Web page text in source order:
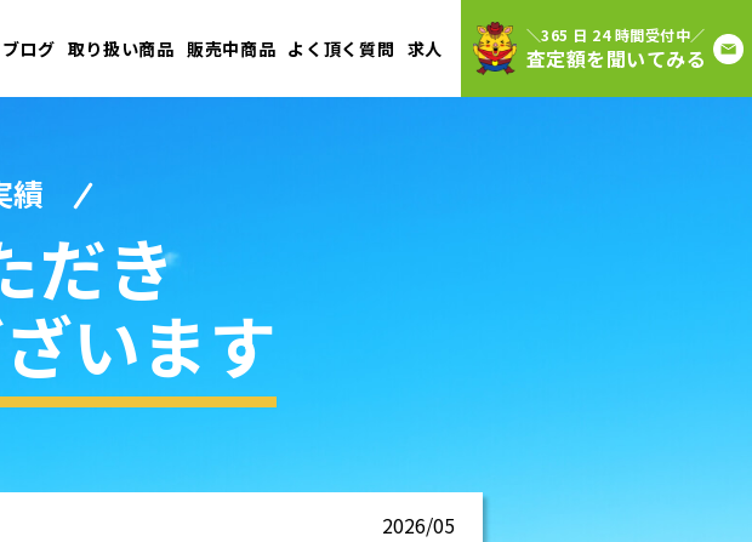
ログ 取り扱い商品 販売中商品 よく頂く質問 求人
＼365 日 24 時間受付中／
査定額を聞いてみる
績
だき
います
2026/05